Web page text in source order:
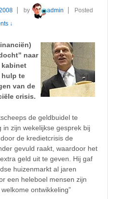
by admin
Posted
↓
naar
hulp te
van de
crisis.
de geldbuidel te
in zijn wekelijkse gesprek bij
de kredietcrisis de
gevuld raakt, waardoor het
geld uit te geven. Hij gaf
huizenmarkt al jaren
een heleboel mensen zijn
ontwikkeling”